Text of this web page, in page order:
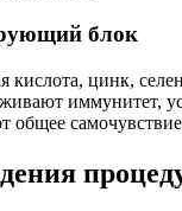
блок
кислота, цинк,
иммунитет,
общее